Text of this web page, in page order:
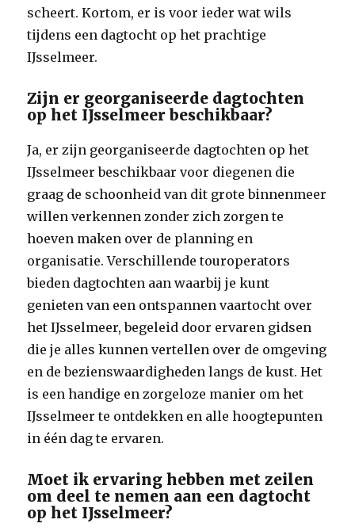
scheert. Kortom, er is voor ieder wat wils
tijdens een dagtocht op het prachtige
IJsselmeer.
Zijn er georganiseerde dagtochten
op het IJsselmeer beschikbaar?
Ja, er zijn georganiseerde dagtochten op het
IJsselmeer beschikbaar voor diegenen die
graag de schoonheid van dit grote binnenmeer
willen verkennen zonder zich zorgen te
hoeven maken over de planning en
organisatie. Verschillende touroperators
bieden dagtochten aan waarbij je kunt
genieten van een ontspannen vaartocht over
het IJsselmeer, begeleid door ervaren gidsen
die je alles kunnen vertellen over de omgeving
en de bezienswaardigheden langs de kust. Het
is een handige en zorgeloze manier om het
IJsselmeer te ontdekken en alle hoogtepunten
in één dag te ervaren.
Moet ik ervaring hebben met zeilen
om deel te nemen aan een dagtocht
op het IJsselmeer?